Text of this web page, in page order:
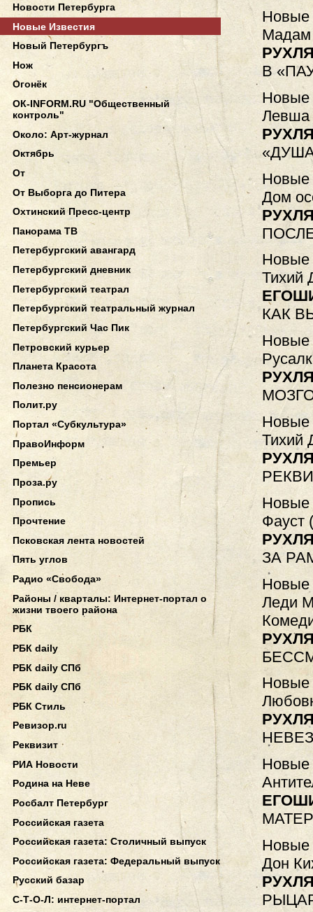
Новые
Мадам
В
Новые
Левша
Новые
Дом
Новые
Тихий
КАК
Новые
Новые
Тихий
Новые
Фауст
ЗА
Новые
Леди
Новые
Новые
Новые
Дон
Новости Петербурга
Новые Известия
Новый Петербургъ
Нож
Огонёк
ОК-INFORM.RU "Общественный
контроль"
Около: Арт-журнал
Октябрь
От
От Выборга до Питера
Охтинский Пресс-центр
Панорама ТВ
Петербургский авангард
Петербургский дневник
Петербургский театрал
Петербургский театральный журнал
Петербургский Час Пик
Петровский курьер
Планета Красота
Полезно пенсионерам
Полит.ру
Портал «Субкультура»
ПравоИнформ
Премьер
Проза.ру
Пропись
Прочтение
Псковская лента новостей
Пять углов
Радио «Свобода»
Районы / кварталы: Интернет-портал о
жизни твоего района
РБК
РБК daily
РБК daily СПб
РБК daily СПб
РБК Стиль
Ревизор.ru
Реквизит
РИА Новости
Родина на Неве
Росбалт Петербург
Российская газета
Российская газета: Столичный выпуск
Российская газета: Федеральный выпуск
Русский базар
С-Т-О-Л: интернет-портал